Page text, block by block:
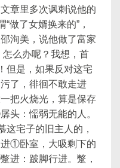
章里多次讽刺说他的
做了女婿换来的”，
洵美，说他做了富家
么办呢？我想，首
但是，如果反对这宅
了，徘徊不敢走进
把火烧光，算是保存
头：懦弱无能的人。
这宅子的旧主人的，
①卧室，大吸剩下的
进：跛脚行进。蹩，